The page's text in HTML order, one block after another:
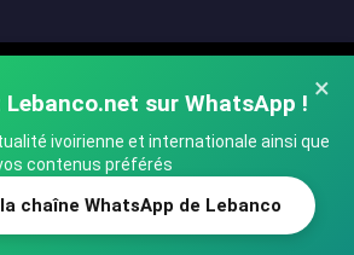
TWEET
×
Lebanco.net sur WhatsApp !
ivoirienne et internationale ainsi que
contenus préférés
chaîne WhatsApp de Lebanco
- All rights reserved.